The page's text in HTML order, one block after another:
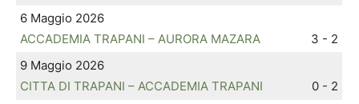
6 Maggio 2026
ACCADEMIA TRAPANI – AURORA MAZARA
3 - 2
9 Maggio 2026
CITTA DI TRAPANI – ACCADEMIA TRAPANI
0 - 2